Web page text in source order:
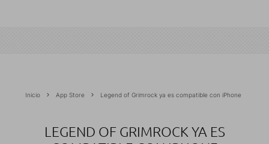
Inicio App Store Legend of Grimrock ya es compatible con iPhone
LEGEND OF GRIMROCK YA ES